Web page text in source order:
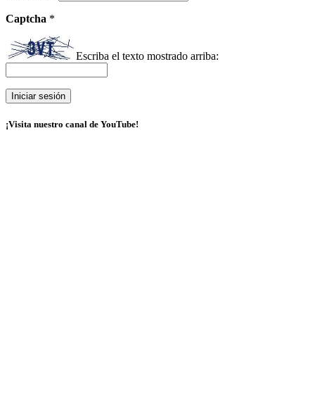
Captcha *
Escriba el texto mostrado arriba:
¡Visita nuestro canal de YouTube!